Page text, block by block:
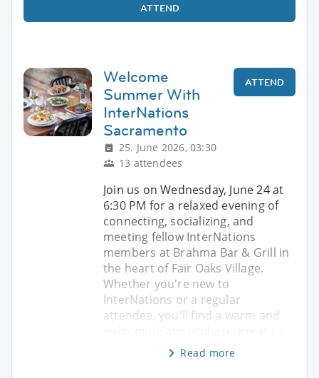
ATTEND
Welcome
Summer With
InterNations
Sacramento
25. June 2026, 03:30
13 attendees
ATTEND
Join us on Wednesday, June 24 at
6:30 PM for a relaxed evening of
connecting, socializing, and
meeting fellow InterNations
members at Brahma Bar & Grill in
the heart of Fair Oaks Village.
Whether you're new to
InterNations or a regular
attendee, you'll find a warm and
Read more